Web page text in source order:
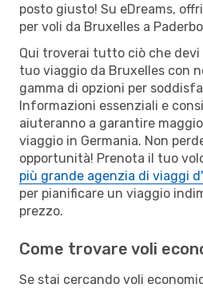
posto giusto! Su eDreams,
per voli da Bruxelles a
Qui troverai tutto ciò che devi
tuo viaggio da Bruxelles con
gamma di opzioni per
Informazioni essenziali e
aiuteranno a garantire
viaggio in Germania. Non
opportunità! Prenota il tuo
più grande agenzia di viaggi
per pianificare un viaggio
prezzo.
Come trovare voli
Se stai cercando voli